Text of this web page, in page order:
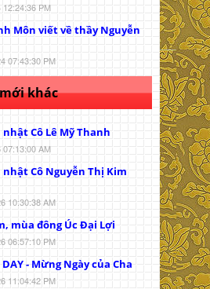
12:24:36 PM
Môn viết về thầy Nguyễn
07:43:30 PM
khác
Cô Lê Mỹ Thanh
07:13:00 AM
Cô Nguyễn Thị Kim
10:30:38 AM
mùa đông Úc Đại Lợi
06:57:10 PM
DAY - Mừng Ngày của Cha
11:04:42 PM